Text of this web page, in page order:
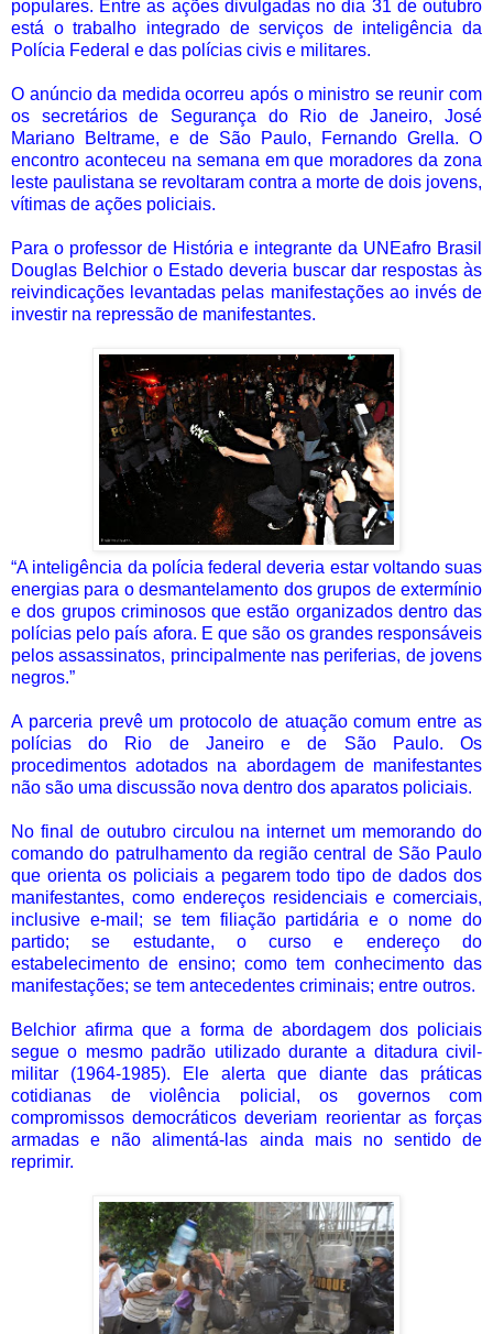
populares. Entre as ações divulgadas no dia 31 de outubro
está o trabalho integrado de serviços de inteligência da
Polícia Federal e das polícias civis e militares.
O anúncio da medida ocorreu após o ministro se reunir com
os secretários de Segurança do Rio de Janeiro, José
Mariano Beltrame, e de São Paulo, Fernando Grella. O
encontro aconteceu na semana em que moradores da zona
leste paulistana se revoltaram contra a morte de dois jovens,
vítimas de ações policiais.
Para o professor de História e integrante da UNEafro Brasil
Douglas Belchior o Estado deveria buscar dar respostas às
reivindicações levantadas pelas manifestações ao invés de
investir na repressão de manifestantes.
“A inteligência da polícia federal deveria estar voltando suas
energias para o desmantelamento dos grupos de extermínio
e dos grupos criminosos que estão organizados dentro das
polícias pelo país afora. E que são os grandes responsáveis
pelos assassinatos, principalmente nas periferias, de jovens
negros.”
A parceria prevê um protocolo de atuação comum entre as
polícias do Rio de Janeiro e de São Paulo. Os
procedimentos adotados na abordagem de manifestantes
não são uma discussão nova dentro dos aparatos policiais.
No final de outubro circulou na internet um memorando do
comando do patrulhamento da região central de São Paulo
que orienta os policiais a pegarem todo tipo de dados dos
manifestantes, como endereços residenciais e comerciais,
inclusive e-mail; se tem filiação partidária e o nome do
partido; se estudante, o curso e endereço do
estabelecimento de ensino; como tem conhecimento das
manifestações; se tem antecedentes criminais; entre outros.
Belchior afirma que a forma de abordagem dos policiais
segue o mesmo padrão utilizado durante a ditadura civil-
militar (1964-1985). Ele alerta que diante das práticas
cotidianas de violência policial, os governos com
compromissos democráticos deveriam reorientar as forças
armadas e não alimentá-las ainda mais no sentido de
reprimir.